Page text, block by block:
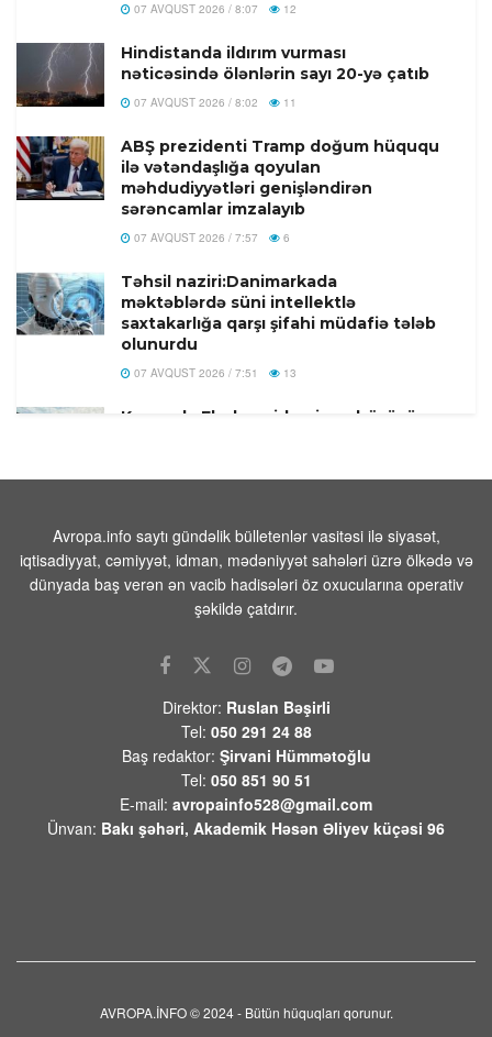
07 AVQUST 2026 / 8:07 12
Hindistanda ildırım vurması
nəticəsində ölənlərin sayı 20-yə çatıb
07 AVQUST 2026 / 8:02 11
ABŞ prezidenti Tramp doğum hüququ
ilə vətəndaşlığa qoyulan
məhdudiyyətləri genişləndirən
sərəncamlar imzalayıb
07 AVQUST 2026 / 7:57 6
Təhsil naziri:Danimarkada
məktəblərdə süni intellektlə
saxtakarlığa qarşı şifahi müdafiə tələb
olunurdu
07 AVQUST 2026 / 7:51 13
Konqoda Ebola epidemiyası böyüyür,
oluna bilər
07 AVQUST 2026 / 7:32 12
UEFA FİFA təşkilatlarını boykot
06 AVQUST 2026 / 23:15
Suriyanın paytaxtı Dəməşqdə güclü
partlayış: Ölən və yaralananlar var
06 AVQUST 2026 / 23:09 19
Zelenski Ceyhun Bayramovla görüşüb
-Video
06 AVQUST 2026 / 22:46
Avropa.info saytı gündəlik bülletenlər vasitəsi ilə siyasət,
iqtisadiyyat, cəmiyyət, idman, mədəniyyət sahələri üzrə ölkədə və
dünyada baş verən ən vacib hadisələri öz oxucularına operativ
şəkildə çatdırır.
Direktor: Ruslan Bəşirli
Tel: 050 291 24 88
Baş redaktor: Şirvani Hümmətoğlu
Tel: 050 851 90 51
E-mail: avropainfo528@gmail.com
Ünvan: Bakı şəhəri, Akademik Həsən Əliyev küçəsi 96
AVROPA.İNFO © 2024 - Bütün hüquqları qorunur.